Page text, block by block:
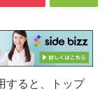
すると、トップ